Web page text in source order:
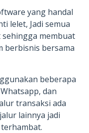
yang handal
lelet, Jadi semua
membuat
berbisnis bersama
beberapa
dan
transaksi ada
lainnya jadi